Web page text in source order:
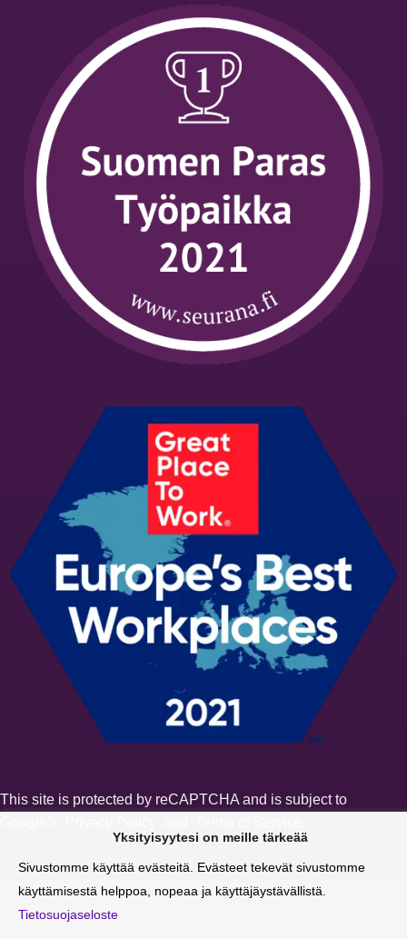
This site is protected by reCAPTCHA and is subject to
Yksityisyytesi on meille tärkeää
Sivustomme käyttää evästeitä. Evästeet tekevät sivustomme
käyttämisestä helppoa, nopeaa ja käyttäjäystävällistä.
Tietosuojaseloste